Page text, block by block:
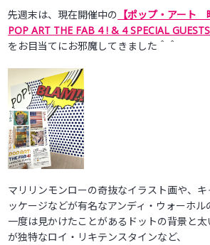
先週末は、現在開催中の 【ポップ・アート
POP ART THE FAB 4 ! & 4 SPECIAL GUESTS
をお目当てにお邪魔してきました＾＾
マリリンモンローの奇抜なイラスト画や、
ッケージなどが有名なアンディ・ウォーホル
一度は見かけたことがあるドットの背景と
が独特なロイ・リキテンスタインなど、